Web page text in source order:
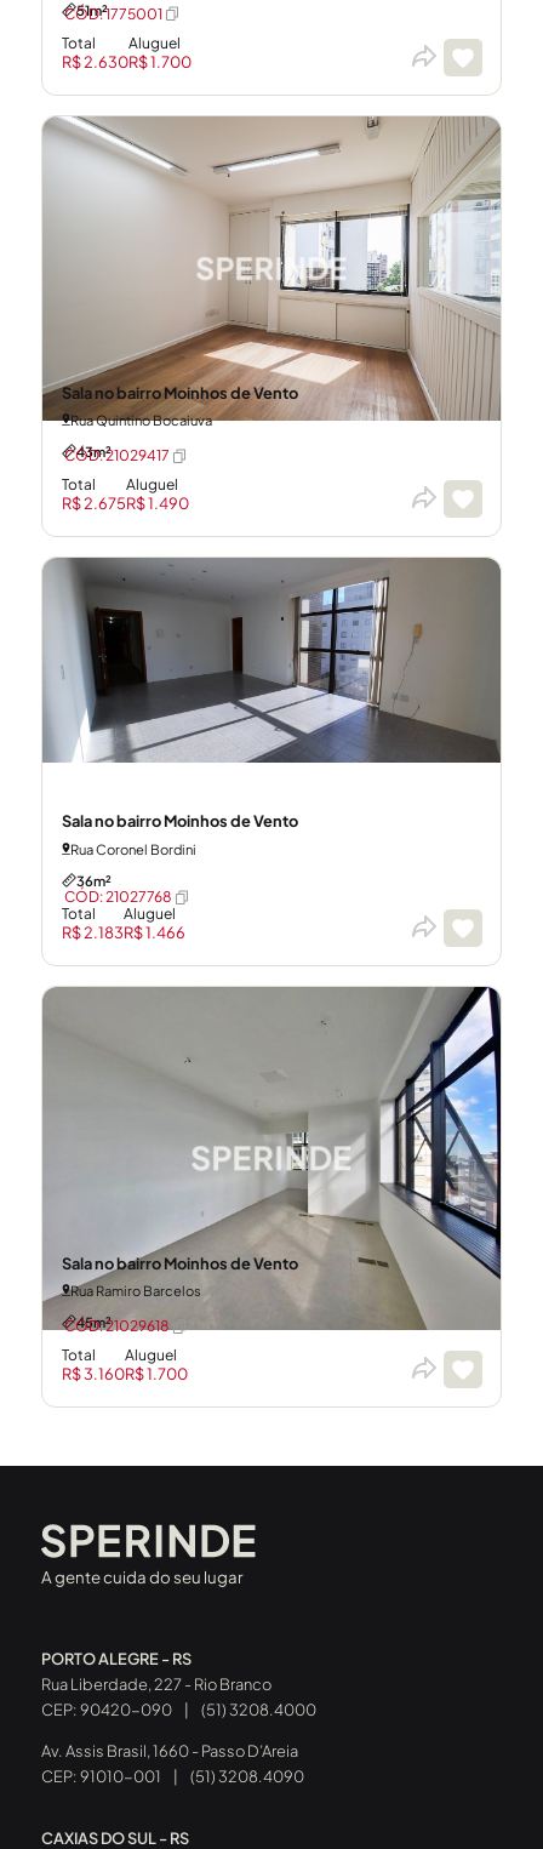
51m²
Total
R$ 2.630
Aluguel
R$ 1.700
CÓD: 1775001
Sala no bairro Moinhos de Vento
Rua Quintino Bocaiuva
43m²
Total
R$ 2.675
Aluguel
R$ 1.490
CÓD: 21029417
Sala no bairro Moinhos de Vento
Rua Coronel Bordini
36m²
Total
R$ 2.183
Aluguel
R$ 1.466
CÓD: 21027768
Sala no bairro Moinhos de Vento
Rua Ramiro Barcelos
45m²
Total
R$ 3.160
Aluguel
R$ 1.700
CÓD: 21029618
A gente cuida do seu lugar
PORTO ALEGRE - RS
Rua Liberdade, 227 - Rio Branco
CEP: 90420-090
(51) 3208.4000
Av. Assis Brasil, 1660 - Passo D’Areia
CEP: 91010-001
| (51) 3208.4090
CAXIAS DO SUL - RS